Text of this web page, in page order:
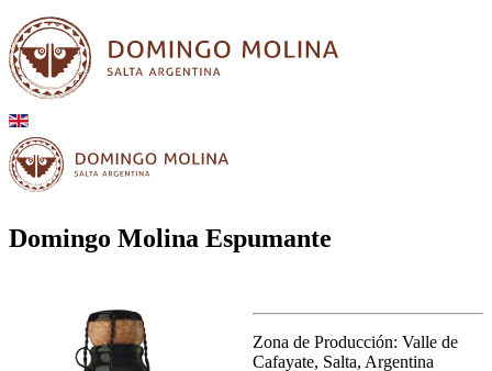
Domingo Molina Espumante
Zona de Producción: Valle de
Cafayate, Salta, Argentina